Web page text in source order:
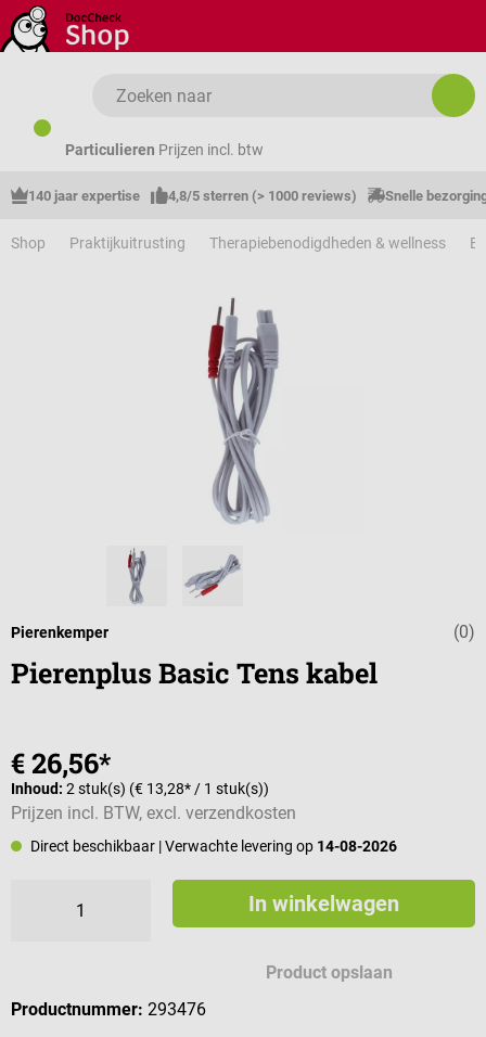
Ga naar de hoofdinhoud
Particulieren Prijzen incl. btw
140 jaar expertise 4,8/5 sterren (> 1000 reviews) Snelle
Shop Praktijkuitrusting Therapiebenodigdheden & wellness
Gemiddelde
(0)
Pierenkemper
Pierenplus Basic Tens kabel
€ 26,56*
Inhoud: 2 stuk(s) (€ 13,28* / 1 stuk(s))
Prijzen incl. BTW, excl. verzendkosten
Direct beschikbaar | Verwachte levering op 14-08-2026
In winkelwagen
Product opslaan
Productnummer: 293476